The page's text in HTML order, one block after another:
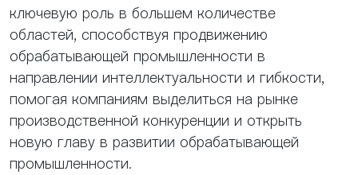
ключевую роль в большем количестве
областей, способствуя продвижению
обрабатывающей промышленности в
направлении интеллектуальности и гибкости,
помогая компаниям выделиться на рынке
производственной конкуренции и открыть
новую главу в развитии обрабатывающей
промышленности.